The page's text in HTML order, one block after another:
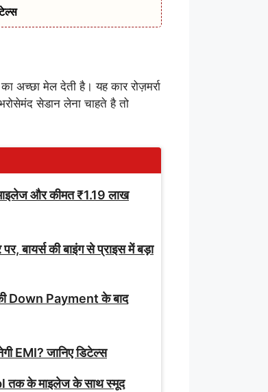
मेल देती है। यह कार रोज़मर्रा
सेडान लेना चाहते है तो
और कीमत ₹1.19 लाख
बायर्स की बाइंग से प्राइस में बड़ा
Down Payment के बाद
EMI? जानिए डिटेल्स
तक के माइलेज के साथ स्मूद